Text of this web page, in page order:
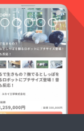
m、材
質：塩
ビ ※寄
付型ク
ラウド
ディン
グでは
ありま
せん。
存在す
る限り
記載し
ます。
※カード
サイ
ズ：
W85xH
53mm
ラス